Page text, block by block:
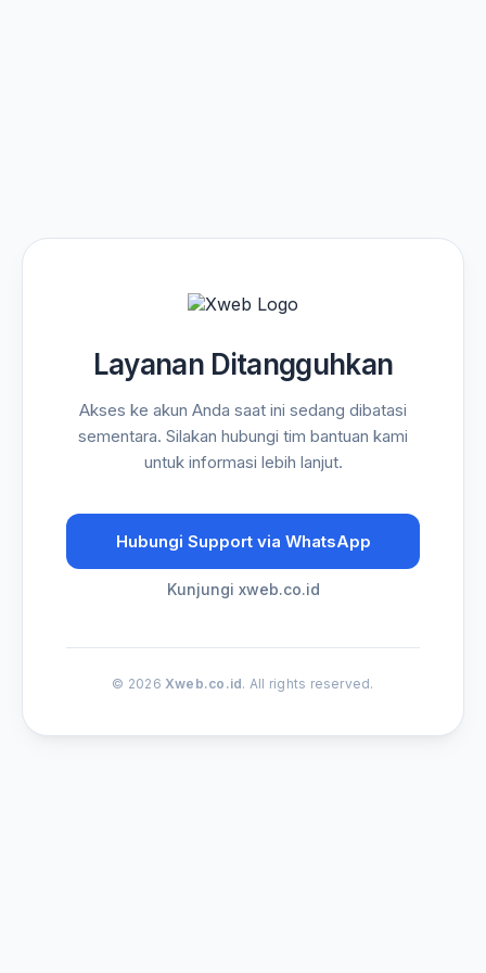
Layanan Ditangguhkan
Akses ke akun Anda saat ini sedang dibatasi
sementara. Silakan hubungi tim bantuan kami
untuk informasi lebih lanjut.
Hubungi Support via WhatsApp
Kunjungi xweb.co.id
© 2026 Xweb.co.id. All rights reserved.